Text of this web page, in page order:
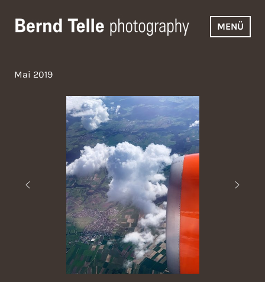
Inhalt
springen
MENÜ
Mai 2019